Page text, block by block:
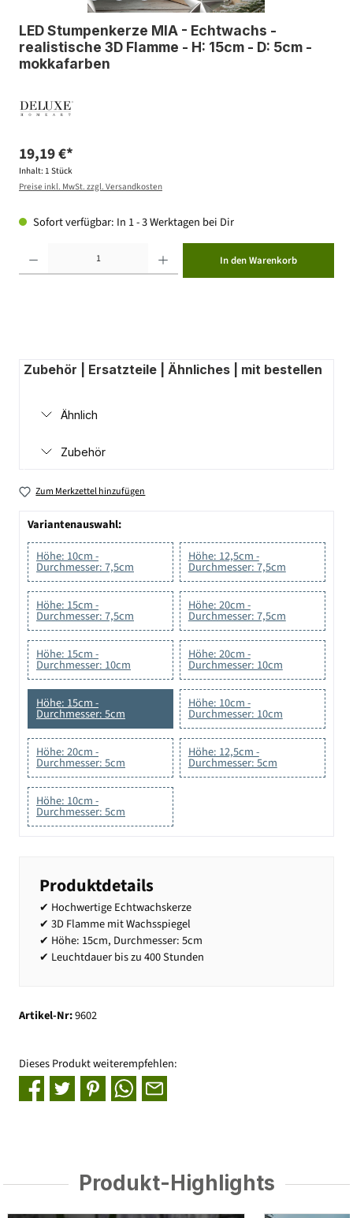
LED Stumpenkerze MIA - Echtwachs -
realistische 3D Flamme - H: 15cm - D: 5cm -
mokkafarben
19,19 €*
Inhalt: 1 Stück
Preise inkl. MwSt. zzgl. Versandkosten
Sofort verfügbar: In 1 - 3 Werktagen bei Dir
In den Warenkorb
Zubehör | Ersatzteile | Ähnliches | mit bestellen
Ähnlich
Zubehör
Zum Merkzettel hinzufügen
Variantenauswahl:
Höhe: 10cm -
Durchmesser: 7,5cm
Höhe: 12,5cm -
Durchmesser: 7,5cm
Höhe: 15cm -
Durchmesser: 7,5cm
Höhe: 20cm -
Durchmesser: 7,5cm
Höhe: 15cm -
Durchmesser: 10cm
Höhe: 20cm -
Durchmesser: 10cm
Höhe: 15cm -
Durchmesser: 5cm
Höhe: 10cm -
Durchmesser: 10cm
Höhe: 20cm -
Durchmesser: 5cm
Höhe: 12,5cm -
Durchmesser: 5cm
Höhe: 10cm -
Durchmesser: 5cm
Produktdetails
✔ Hochwertige Echtwachskerze
✔ 3D Flamme mit Wachsspiegel
✔ Höhe: 15cm, Durchmesser: 5cm
✔ Leuchtdauer bis zu 400 Stunden
Artikel-Nr:9602
Dieses Produkt weiterempfehlen:
Produkt-Highlights